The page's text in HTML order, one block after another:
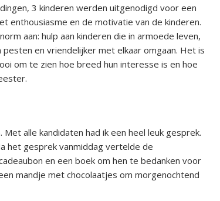
3 kinderen werden uitgenodigd voor een
enthousiasme en de motivatie van de kinderen.
aan: hulp aan kinderen die in armoede leven,
en vriendelijker met elkaar omgaan. Het is
om te zien hoe breed hun interesse is en hoe
alle kandidaten had ik een heel leuk gesprek.
het gesprek vanmiddag vertelde de
en een boek om hen te bedanken voor
mandje met chocolaatjes om morgenochtend